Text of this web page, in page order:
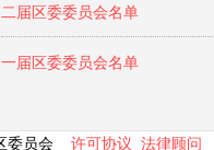
二届区委委员会名单
一届区委委员会名单
委员会 许可协议 法律顾问